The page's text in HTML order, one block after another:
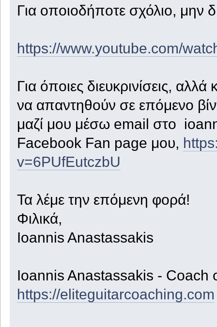
Για οποιοδήποτε σχόλιο, μην
https://www.youtube.com/
Για όποιες διευκρινίσεις, αλλά
να απαντηθούν σε επόμενο
μαζί μου μέσω email στο
Facebook Fan page μου,
v=6PUfEutczbU
Τα λέμε την επόμενη φορά!
Φιλικά,
Ioannis Anastassakis
Ioannis Anastassakis - Coach
https://eliteguitarcoaching.com